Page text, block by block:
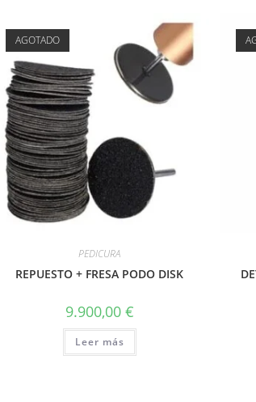
AGOTADO
PEDICURA
REPUESTO + FRESA PODO DISK
9.900,00 €
Leer más